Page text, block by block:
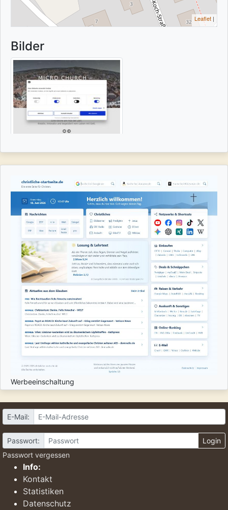
Leaflet |
Bilder
Werbeeinschaltung
E-Mail:
Passwort:
Login
Passwort vergessen
Info:
Kontakt
Statistiken
Datenschutz